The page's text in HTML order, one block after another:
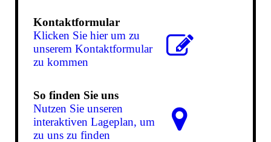
Kontaktformular
Klicken Sie hier um zu
unserem Kon­takt­for­mu­lar
zu kommen
So finden Sie uns
Nutzen Sie unseren
interaktiven La­ge­plan, um
zu uns zu finden